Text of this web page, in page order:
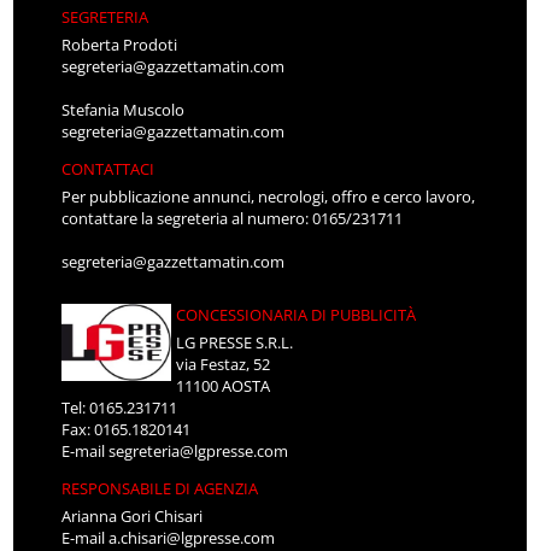
SEGRETERIA
Roberta Prodoti
segreteria@gazzettamatin.com
Stefania Muscolo
segreteria@gazzettamatin.com
CONTATTACI
Per pubblicazione annunci, necrologi, offro e cerco lavoro,
contattare la segreteria al numero: 0165/231711
segreteria@gazzettamatin.com
CONCESSIONARIA DI PUBBLICITÀ
LG PRESSE S.R.L.
via Festaz, 52
11100 AOSTA
Tel: 0165.231711
Fax: 0165.1820141
E-mailsegreteria@lgpresse.com
RESPONSABILE DI AGENZIA
Arianna Gori Chisari
E-maila.chisari@lgpresse.com